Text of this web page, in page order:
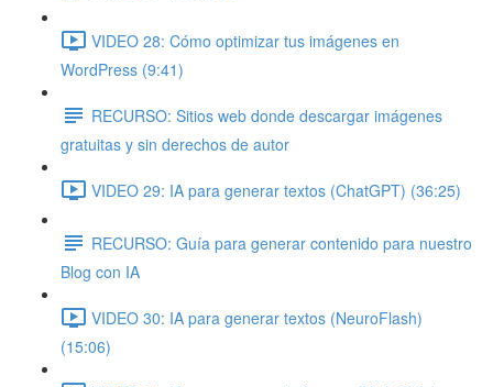
VIDEO 28: Cómo optimizar tus imágenes en
WordPress (9:41)
RECURSO: Sitios web donde descargar imágenes
gratuitas y sin derechos de autor
VIDEO 29: IA para generar textos (ChatGPT) (36:25)
RECURSO: Guía para generar contenido para nuestro
Blog con IA
VIDEO 30: IA para generar textos (NeuroFlash)
(15:06)